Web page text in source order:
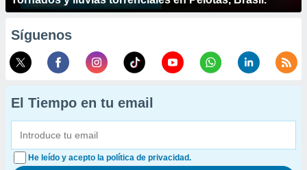
Síguenos
El Tiempo en tu email
He leído y acepto la política de privacidad.